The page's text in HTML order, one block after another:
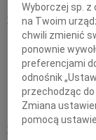
BIAŁYSTOK
Z głębokim
odeszła on nas
pracownik
głęboko
MIKOŁAJ
Wyborczej sp. z
na Twoim
chwili zmienić
ponownie
preferencjami
odnośnik
przechodząc do
Zmiana
pomocą